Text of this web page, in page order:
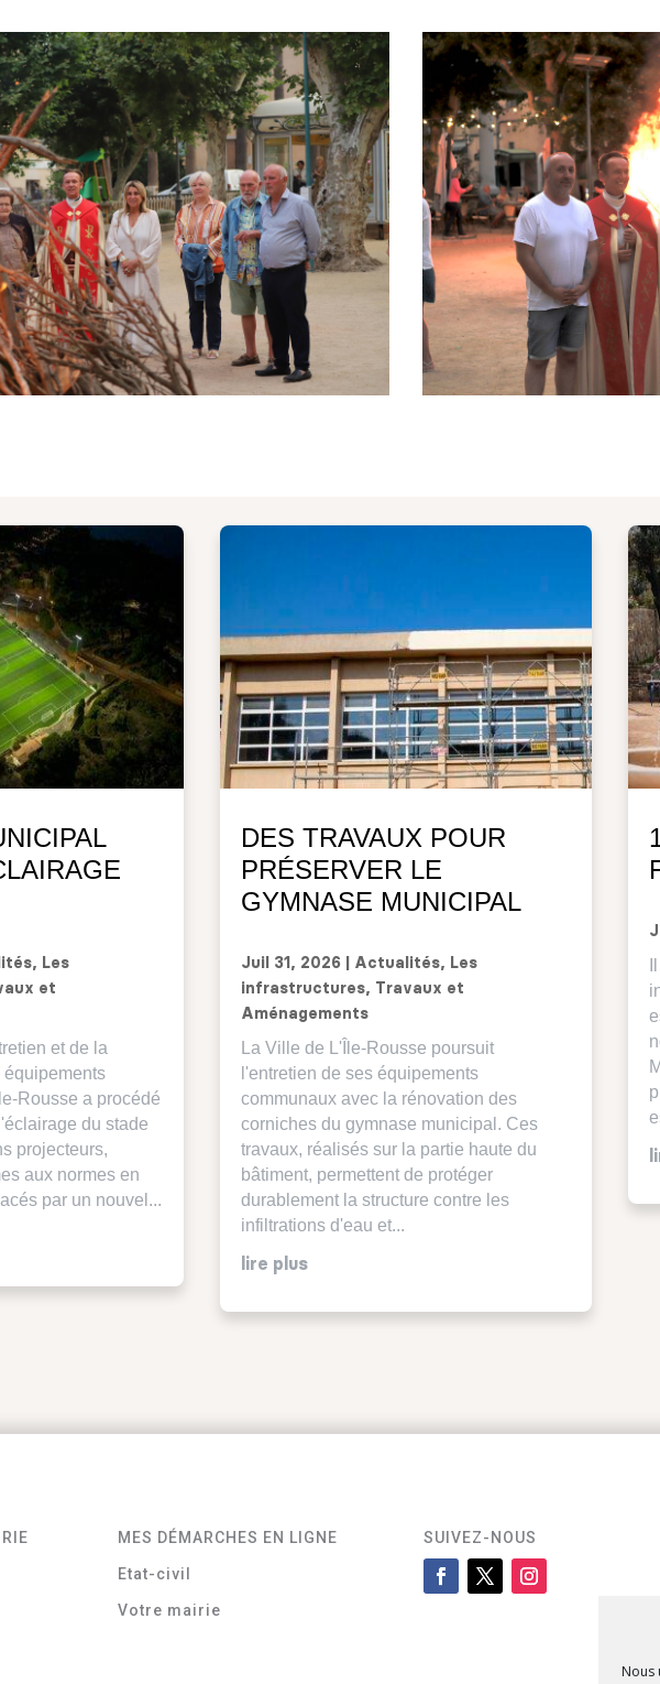
Nous
, Les
et
et de la
équipements
Rousse a procédé
du stade
projecteurs,
aux normes en
par un nouvel...
DES TRAVAUX POUR
PRÉSERVER LE
GYMNASE MUNICIPAL
Juil 31, 2026| Actualités, Les
infrastructures,
Travaux et
Aménagements
La Ville de L'Île-Rousse poursuit
l'entretien de ses équipements
communaux avec la rénovation des
corniches du gymnase municipal. Ces
travaux, réalisés sur la partie haute du
bâtiment, permettent de protéger
durablement la structure contre les
infiltrations d'eau et...
lire plus
MES DÉMARCHES EN LIGNE
Etat-civil
Votre mairie
SUIVEZ-NOUS